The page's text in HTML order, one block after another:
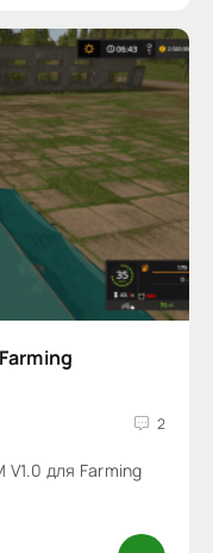
2
V1.0 для Farming